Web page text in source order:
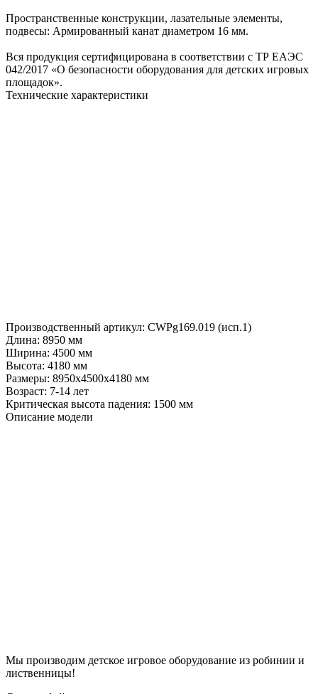
Пространственные конструкции, лазательные элементы,
подвесы: Армированный канат диаметром 16 мм.
Вся продукция сертифицирована в соответствии с ТР ЕАЭС
042/2017 «О безопасности оборудования для детских игровых
площадок».
Технические характеристики
Производственный артикул: CWPg169.019 (исп.1)
Длина: 8950 мм
Ширина: 4500 мм
Высота: 4180 мм
Размеры: 8950х4500х4180 мм
Возраст: 7-14 лет
Критическая высота падения: 1500 мм
Описание модели
Мы производим детское игровое оборудование из робинии и
лиственницы!